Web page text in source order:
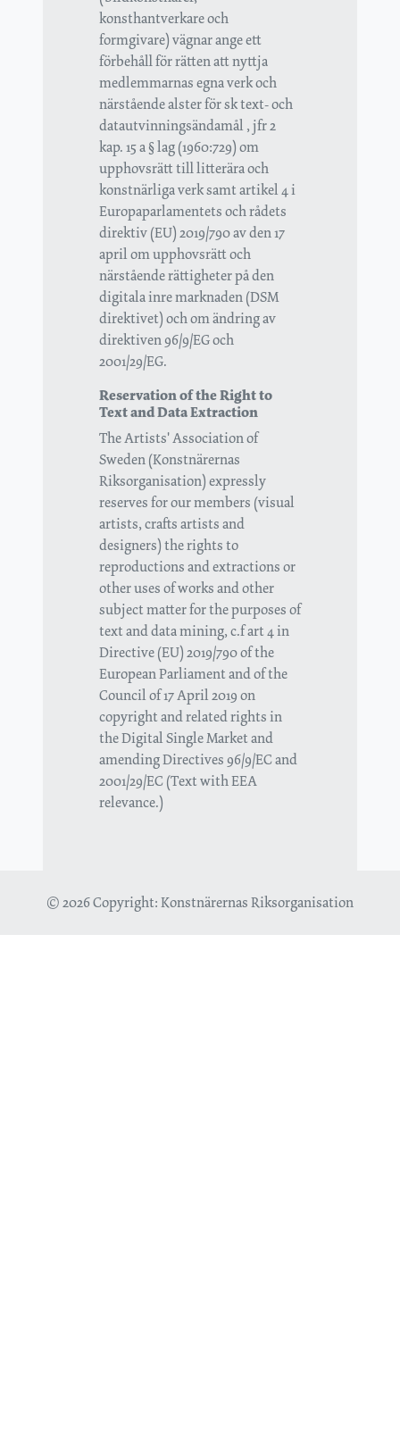
konsthantverkare och
formgivare) vägnar ange ett
förbehåll för rätten att nyttja
medlemmarnas egna verk och
närstående alster för sk text- och
datautvinningsändamål , jfr 2
kap. 15 a § lag (1960:729) om
upphovsrätt till litterära och
konstnärliga verk samt artikel 4 i
Europaparlamentets och rådets
direktiv (EU) 2019/790 av den 17
april om upphovsrätt och
närstående rättigheter på den
digitala inre marknaden (DSM
direktivet) och om ändring av
direktiven 96/9/EG och
2001/29/EG.
Reservation of the Right to
Text and Data Extraction
The Artists' Association of
Sweden (Konstnärernas
Riksorganisation) expressly
reserves for our members (visual
artists, crafts artists and
designers) the rights to
reproductions and extractions or
other uses of works and other
subject matter for the purposes of
text and data mining, c.f art 4 in
Directive (EU) 2019/790 of the
European Parliament and of the
Council of 17 April 2019 on
copyright and related rights in
the Digital Single Market and
amending Directives 96/9/EC and
2001/29/EC (Text with EEA
relevance.)
© 2026 Copyright:Konstnärernas Riksorganisation